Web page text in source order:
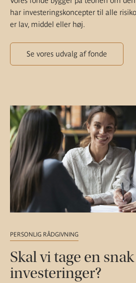
har investeringskoncepter til alle
er lav, middel eller høj.
Se vores udvalg af fonde
PERSONLIG RÅDGIVNING
Skal vi tage en
investeringer?